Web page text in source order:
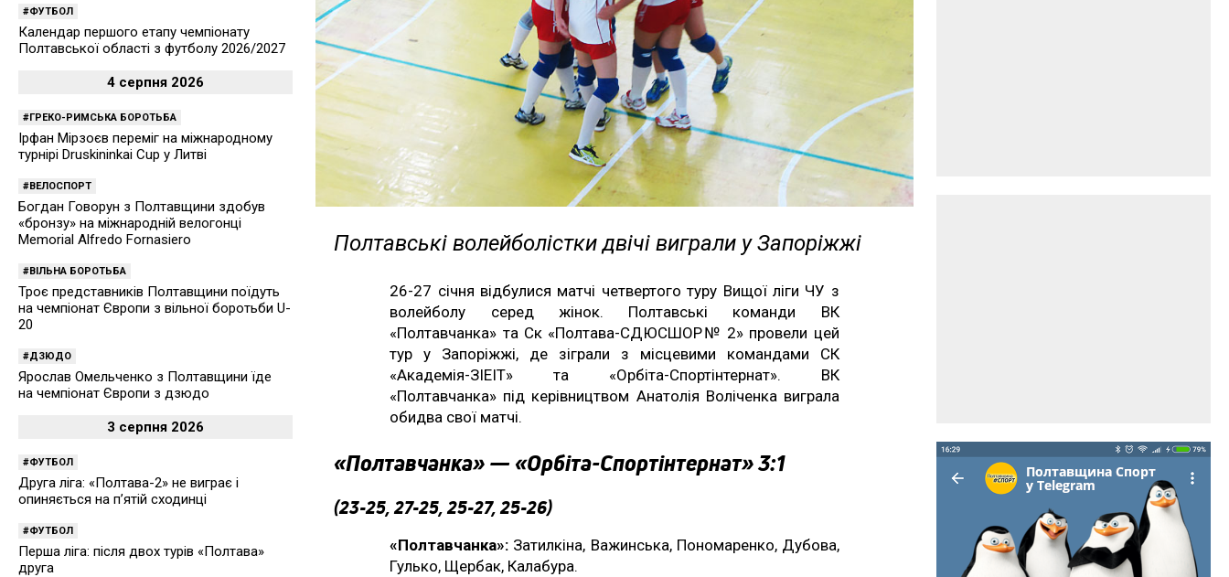
Полтавські волейболістки двічі виграли у Запоріжжі
26-27 січня відбулися матчі четвертого туру Вищої ліги ЧУ з
волейболу серед жінок. Полтавські команди ВК
«Полтавчанка» та Ск «Полтава-СДЮСШОР№ 2» провели цей
тур у Запоріжжі, де зіграли з місцевими командами СК
«Академія-ЗІЕІТ» та «Орбіта-Спортінтернат». ВК
«Полтавчанка» під керівництвом Анатолія Воліченка виграла
обидва свої матчі.
«Полтавчанка» — «Орбіта-Спортінтернат» 3:1
(23-25, 27-25, 25-27, 25-26)
«Полтавчанка»: Затилкіна, Важинська, Пономаренко, Дубова,
Гулько, Щербак, Калабура.
ФУТБОЛ
Календар першого етапу чемпіонату
Полтавської області з футболу 2026/2027
4 серпня 2026
ГРЕКО-РИМСЬКА БОРОТЬБА
Ірфан Мірзоєв переміг на міжнародному
турнірі Druskininkai Cup у Литві
ВЕЛОСПОРТ
Богдан Говорун з Полтавщини здобув
«бронзу» на міжнародній велогонці
Memorial Alfredo Fornasiero
ВІЛЬНА БОРОТЬБА
Троє представників Полтавщини поїдуть
на чемпіонат Європи з вільної боротьби U-
20
ДЗЮДО
Ярослав Омельченко з Полтавщини їде
на чемпіонат Європи з дзюдо
3 серпня 2026
ФУТБОЛ
Друга ліга: «Полтава-2» не виграє і
опиняється на п’ятій сходинці
ФУТБОЛ
Перша ліга: після двох турів «Полтава»
друга